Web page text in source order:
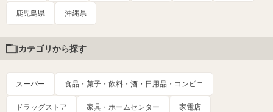
鹿児島県 沖縄県
カテゴリから探す
スーパー 食品・菓子・飲料・酒・日用品・コンビニ
ドラッグストア 家具・ホームセンター 家電店